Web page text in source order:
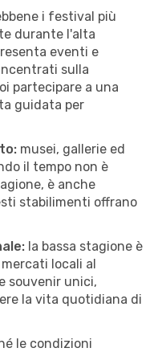
i festival più
durante l'alta
eventi e
sulla
partecipare a una
guidata per
musei, gallerie ed
il tempo non è
è anche
stabilimenti offrano
la bassa stagione è
locali al
souvenir unici,
la vita quotidiana di
le condizioni